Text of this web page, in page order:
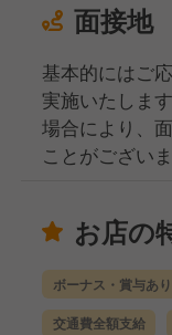
面接地
基本的にはご
実施いたします
場合により、
ことがございま
お店の
ボーナス・賞与あり
交通費全額支給